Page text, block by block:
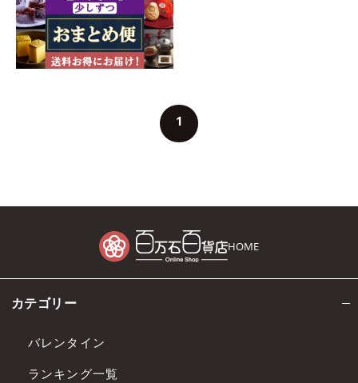
1
HOME
カテゴリー
バレンタイン
ランキング一覧